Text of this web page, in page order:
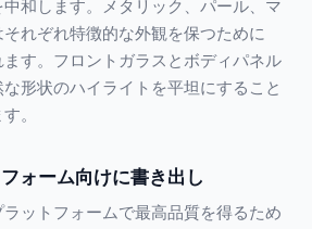
和します。メタリック、パール、マ
れぞれ特徴的な外観を保つために
す。フロントガラスとボディパネル
形状のハイライトを平坦にすること
。
ォーム向けに書き出し
ットフォームで最高品質を得るため